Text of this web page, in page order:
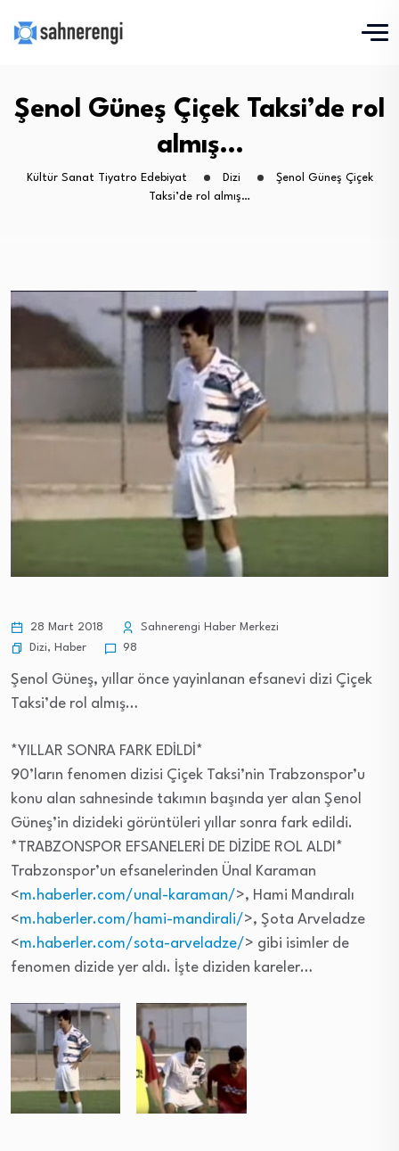
Şenol Güneş Çiçek Taksi’de rol
almış…
Kültür Sanat Tiyatro Edebiyat Dizi
Şenol Güneş Çiçek
Taksi’de rol almış…
28 Mart 2018
Sahnerengi Haber Merkezi
Dizi, Haber 98
Şenol Güneş, yıllar önce yayinlanan efsanevi dizi Çiçek
Taksi’de rol almış…
*YILLAR SONRA FARK EDİLDİ*
90’ların fenomen dizisi Çiçek Taksi’nin Trabzonspor’u
konu alan sahnesinde takımın başında yer alan Şenol
Güneş’in dizideki görüntüleri yıllar sonra fark edildi.
*TRABZONSPOR EFSANELERİ DE DİZİDE ROL ALDI*
Trabzonspor’un efsanelerinden Ünal Karaman
<m.haberler.com/unal-karaman/>, Hami Mandıralı
<m.haberler.com/hami-mandirali/>, Şota Arveladze
<m.haberler.com/sota-arveladze/> gibi isimler de
fenomen dizide yer aldı. İşte diziden kareler…